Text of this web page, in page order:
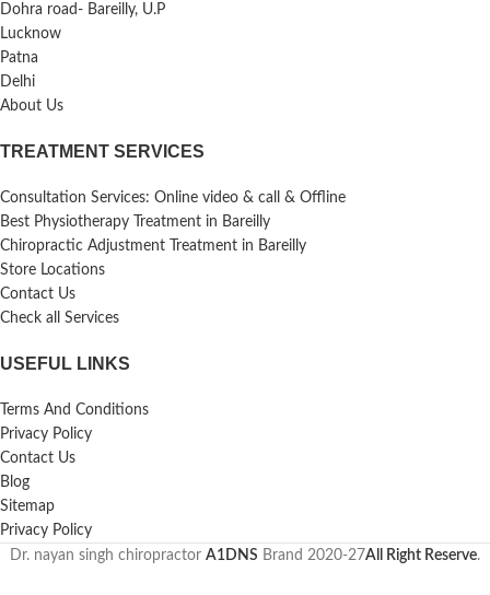
Dohra road- Bareilly, U.P
Lucknow
Patna
Delhi
About Us
TREATMENT SERVICES
Consultation Services: Online video & call & Offline
Best Physiotherapy Treatment in Bareilly
Chiropractic Adjustment Treatment in Bareilly
Store Locations
Contact Us
Check all Services
USEFUL LINKS
Terms And Conditions
Privacy Policy
Contact Us
Blog
Sitemap
Privacy Policy
Dr. nayan singh chiropractor A1DNS Brand 2020-27All Right Reserve.